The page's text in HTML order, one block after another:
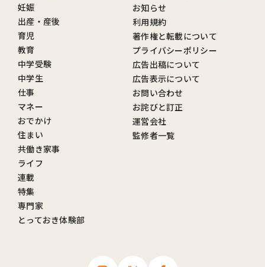
妊娠
出産・産後
育児
教育
中学受験
中学生
仕事
マネー
おでかけ
住まい
共働き家事
ライフ
連載
特集
専門家
とっておき体験部
お知らせ
利用規約
著作権と転載について
プライバシーポリシー
広告出稿について
広告表示について
お問い合わせ
お詫びと訂正
運営会社
監修者一覧